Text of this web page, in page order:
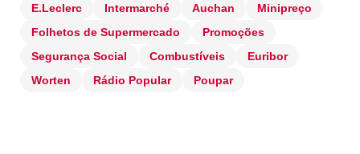
E.Leclerc
Intermarché Auchan
Minipreço
Folhetos de Supermercado
Promoções
Segurança Social
Combustíveis
Euribor
Worten
Rádio Popular Poupar